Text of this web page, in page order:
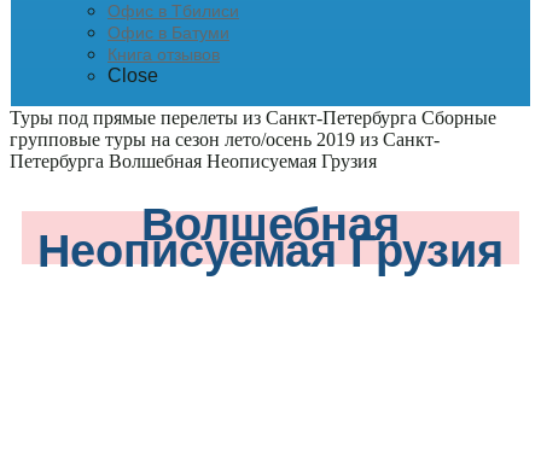
Офис в Тбилиси
Офис в Батуми
Книга отзывов
Close
Туры под прямые перелеты из Санкт-Петербурга Сборные
групповые туры на сезон лето/осень 2019 из Санкт-
Петербурга Волшебная Неописуемая Грузия
Волшебная
Неописуемая Грузия